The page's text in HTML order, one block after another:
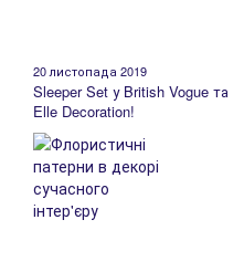
20 листопада 2019
Sleeper Set у British Vogue та
Elle Decoration!